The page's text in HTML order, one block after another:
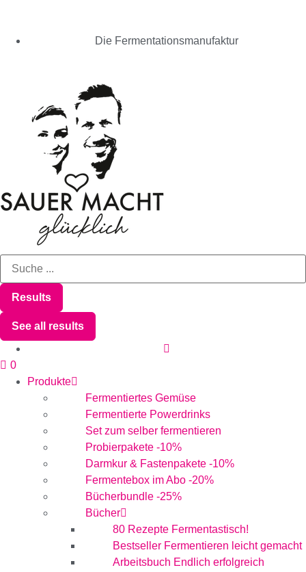
Die Fermentationsmanufaktur
Results
See all results
0
Produkte
Fermentiertes Gemüse
Fermentierte Powerdrinks
Set zum selber fermentieren
Probierpakete -10%
Darmkur & Fastenpakete -10%
Fermentebox im Abo -20%
Bücherbundle -25%
Bücher
80 Rezepte Fermentastisch!
Bestseller Fermentieren leicht gemacht
Arbeitsbuch Endlich erfolgreich